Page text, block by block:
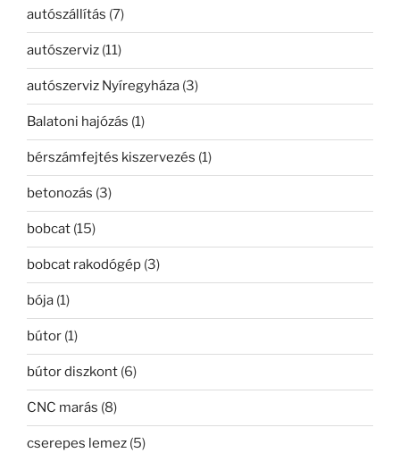
autószállítás (7)
autószerviz (11)
autószerviz Nyíregyháza (3)
Balatoni hajózás (1)
bérszámfejtés kiszervezés (1)
betonozás (3)
bobcat (15)
bobcat rakodógép (3)
bója (1)
bútor (1)
bútor diszkont (6)
CNC marás (8)
cserepes lemez (5)